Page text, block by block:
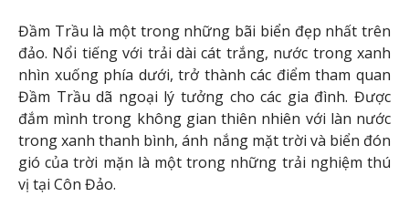
Đầm Trầu là một trong những bãi biển đẹp nhất trên
đảo. Nổi tiếng với trải dài cát trắng, nước trong xanh
nhìn xuống phía dưới, trở thành các điểm tham quan
Đầm Trầu dã ngoại lý tưởng cho các gia đình. Được
đắm mình trong không gian thiên nhiên với làn nước
trong xanh thanh bình, ánh nắng mặt trời và biển đón
gió của trời mặn là một trong những trải nghiệm thú
vị tại Côn Đảo.